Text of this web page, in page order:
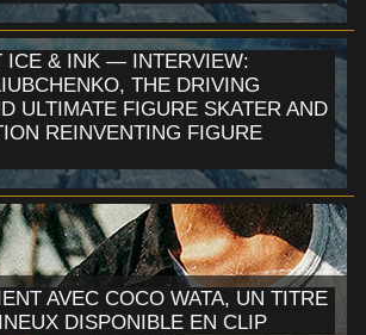
ICE & INK — INTERVIEW:
THE DRIVING
ULTIMATE FIGURE SKATER AND
REINVENTING FIGURE
AVEC COCO WATA, UN TITRE
DISPONIBLE EN CLIP